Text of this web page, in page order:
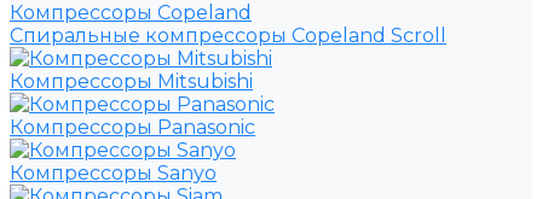
Компрессоры Copeland
Спиральные компрессоры Copeland Scroll
Компрессоры Mitsubishi
Компрессоры Panasonic
Компрессоры Sanyo